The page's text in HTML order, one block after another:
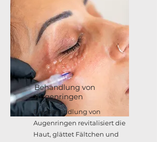
Behandlung von
Augenringen
Die Behandlung von
Augenringen revitalisiert die
Haut, glättet Fältchen und